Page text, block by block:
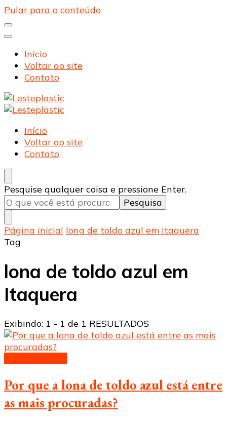
Pular para o conteúdo
Início
Voltar ao site
Contato
Lesteplastic
Blog – Lesteplastic
Lesteplastic
Blog – Lesteplastic
Início
Voltar ao site
Contato
Procurando
algo?
Pesquise qualquer coisa e pressione Enter.
Página inicial lona de toldo azul em Itaquera
Tag
lona de toldo azul em
Itaquera
Exibindo: 1 - 1 de 1 RESULTADOS
Por que a lona de toldo azul está entre
as mais procuradas?